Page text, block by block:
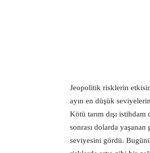
Jeopolitik risklerin
ayın en düşük
Kötü tarım dışı
sonrası dolarda
seviyesini gördü.